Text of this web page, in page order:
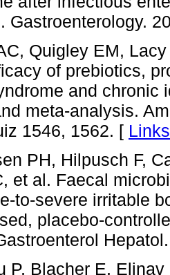
Gastroenterology.
Quigley EM,
of prebiotics,
and chronic
meta-analysis.
1546, 1562. [ Links
PH, Hilpusch F,
et al. Faecal
to-severe irritable
placebo-
P, Blacher E,